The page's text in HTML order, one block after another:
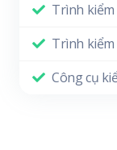
Trình kiểm
Trình
Công cụ